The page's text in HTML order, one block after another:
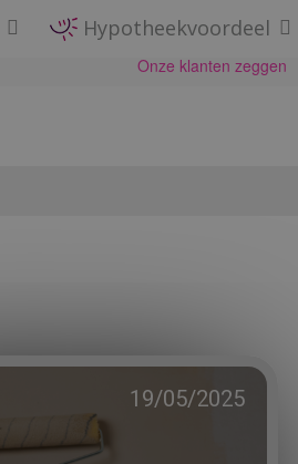
Hypotheekvoordeel
19/05/2025